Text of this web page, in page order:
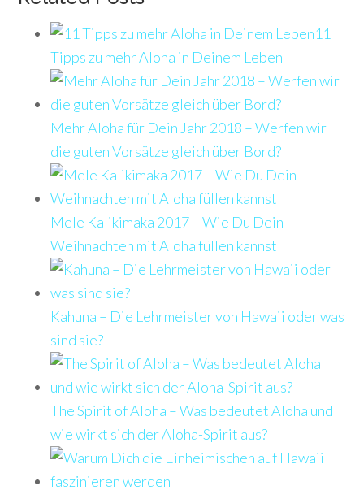
11
Tipps zu mehr Aloha in Deinem Leben
Mehr Aloha für Dein Jahr 2018 – Werfen wir
die guten Vorsätze gleich über Bord?
Mele Kalikimaka 2017 – Wie Du Dein
Weihnachten mit Aloha füllen kannst
Kahuna – Die Lehrmeister von Hawaii oder was
sind sie?
The Spirit of Aloha – Was bedeutet Aloha und
wie wirkt sich der Aloha-Spirit aus?